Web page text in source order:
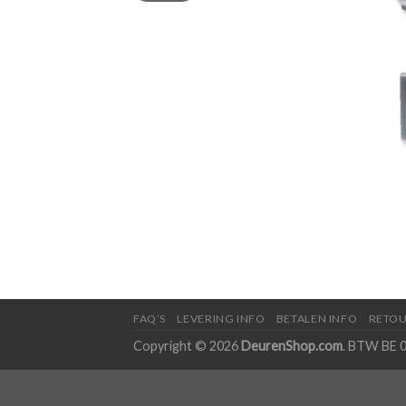
FAQ’S LEVERING INFO BETALEN INFO
Copyright © 2026 DeurenShop.com. BTW BE